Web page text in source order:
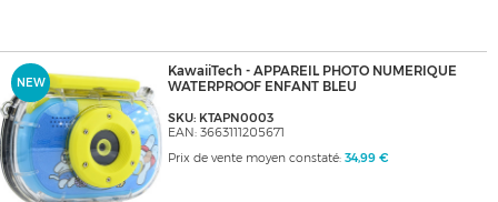
NEW
KawaiiTech - APPAREIL PHOTO NUMERIQUE
WATERPROOF ENFANT BLEU
SKU: KTAPN0003
EAN: 3663111205671
Prix de vente moyen constaté: 34,99 €